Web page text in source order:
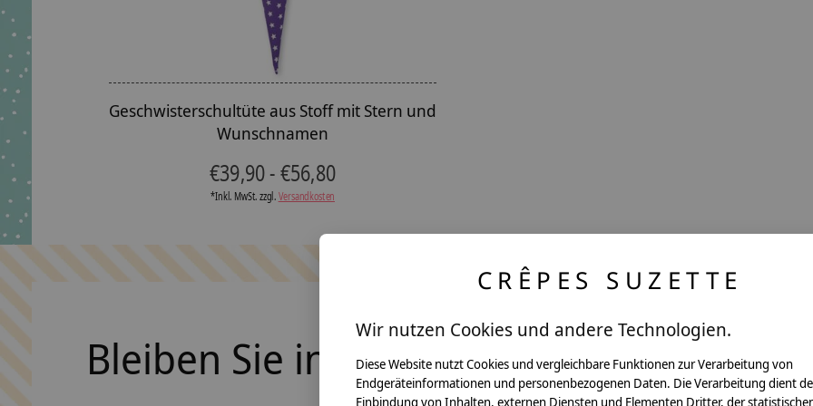
Geschwisterschultüte aus Stoff mit Stern und
Wunschnamen
€39,90 - €56,80
*Inkl. MwSt. zzgl.Versandkosten
Bleiben Sie in Kontakt
CRÊPES SUZETTE
Wir nutzen Cookies und andere Technologien.
Diese Website nutzt Cookies und vergleichbare Funktionen zur Verarbeitung von
Endgeräteinformationen und personenbezogenen Daten. Die Verarbeitung dient
Einbindung von Inhalten, externen Diensten und Elementen Dritter, der